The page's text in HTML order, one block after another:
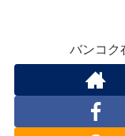
バンコク